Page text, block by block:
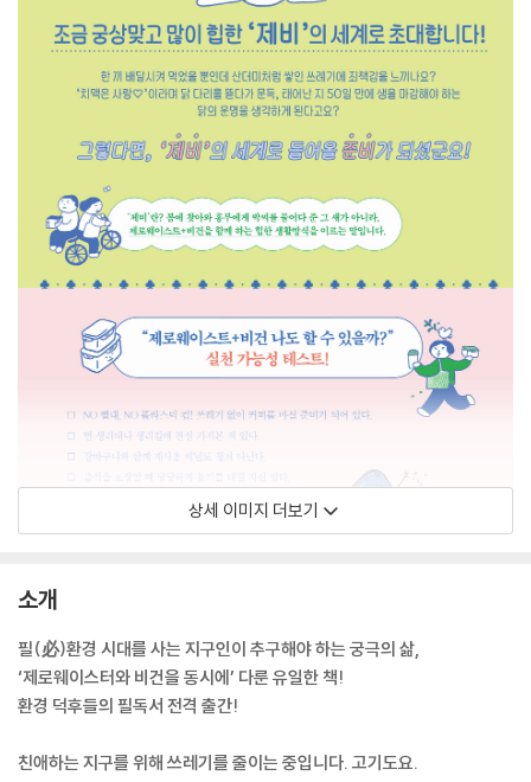
상세 이미지 더보기
소개
필(必)환경 시대를 사는 지구인이 추구해야 하는 궁극의 삶,
‘제로웨이스터와 비건을 동시에’ 다룬 유일한 책!
환경 덕후들의 필독서 전격 출간!
친애하는 지구를 위해 쓰레기를 줄이는 중입니다. 고기도요.